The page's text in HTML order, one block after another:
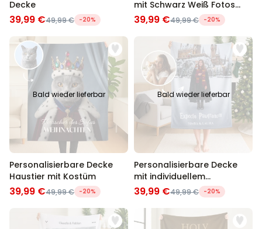
Decke
39,99 €49,99 € -20%
mit Schwarz Weiß Fotos
und Text
39,99 €49,99 € -20%
Bald wieder lieferbar
Personalisierbare Decke
Haustier mit Kostüm
39,99 €49,99 € -20%
Bald wieder lieferbar
Personalisierbare Decke
mit individuellem
Zauberdesign
39,99 €49,99 € -20%